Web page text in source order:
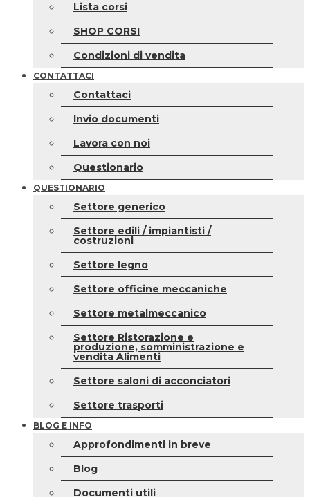
Lista corsi
SHOP CORSI
Condizioni di vendita
CONTATTACI
Contattaci
Invio documenti
Lavora con noi
Questionario
QUESTIONARIO
Settore generico
Settore edili / impiantisti /
costruzioni
Settore legno
Settore officine meccaniche
Settore metalmeccanico
Settore Ristorazione e
produzione, somministrazione e
vendita Alimenti
Settore saloni di acconciatori
Settore trasporti
BLOG E INFO
Approfondimenti in breve
Blog
Documenti utili